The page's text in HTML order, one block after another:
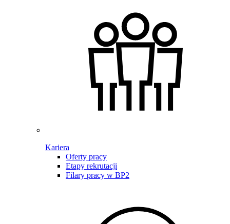
Kariera
Oferty pracy
Etapy rekrutacji
Filary pracy w BP2